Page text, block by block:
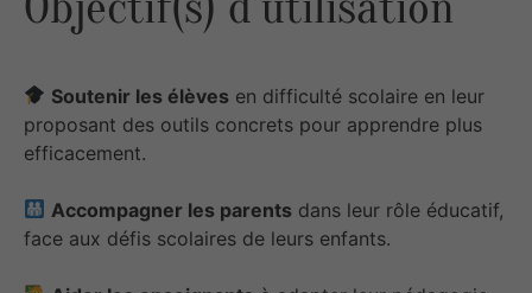
Soutenir les élèves en difficulté scolaire en leur
proposant des outils concrets pour apprendre plus
efficacement.
Accompagner les parents dans leur rôle éducatif,
face aux défis scolaires de leurs enfants.